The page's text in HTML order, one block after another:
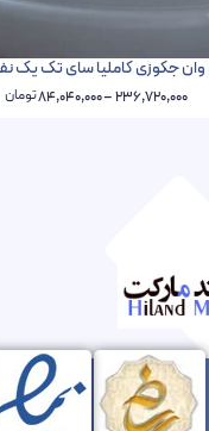
وان جکوزی کاملیا سای تک یک نفره
236,720,000
–
84,040,000تومان